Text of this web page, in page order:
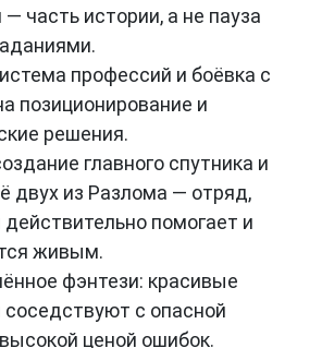
часть истории, а не пауза
профессий и боёвка с
позиционирование и
решения.
главного спутника и
двух из Разлома — отряд,
помогает и
живым.
фэнтези: красивые
с опасной
ценой ошибок.